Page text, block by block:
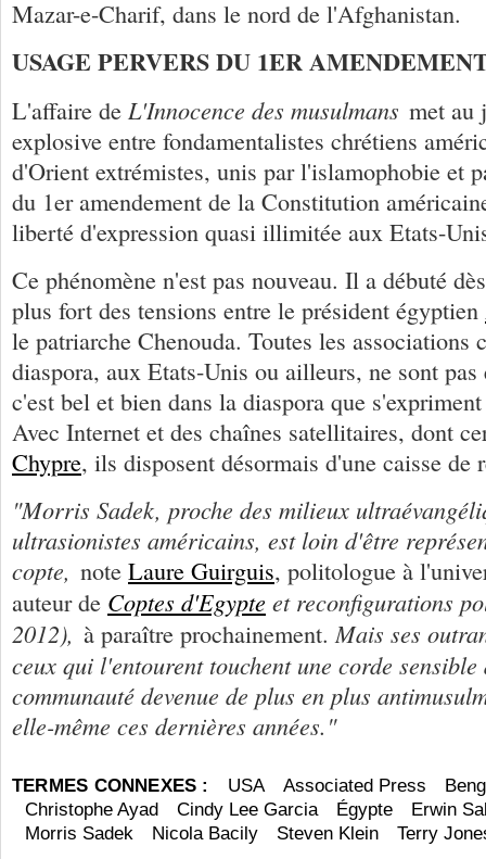
Mazar-e-Charif, dans le nord de l'Afghanistan.
USAGE PERVERS DU 1ER
L'affaire de L'Innocence des musulmans met au
explosive entre fondamentalistes chrétiens
d'Orient extrémistes, unis par l'islamophobie et
du 1er amendement de la Constitution
liberté d'expression quasi illimitée aux Etats-
Ce phénomène n'est pas nouveau. Il a débuté
plus fort des tensions entre le président égyptien
le patriarche Chenouda. Toutes les associations
diaspora, aux Etats-Unis ou ailleurs, ne sont
c'est bel et bien dans la diaspora que
Avec Internet et des chaînes satellitaires, dont
Chypre, ils disposent désormais d'une caisse de
"Morris Sadek, proche des milieux
ultrasionistes américains, est loin d'être
copte, note Laure Guirguis, politologue à
auteur de Coptes d'Egypte et reconfigurations
2012), à paraître prochainement.Mais ses
ceux qui l'entourent touchent une corde sensible
communauté devenue de plus en plus
elle-même ces dernières années."
TERMES CONNEXES : USA Associated Press
Christophe Ayad
Cindy Lee Garcia Égypte
Erwin
Morris Sadek
Nicola Bacily Steven Klein
Terry